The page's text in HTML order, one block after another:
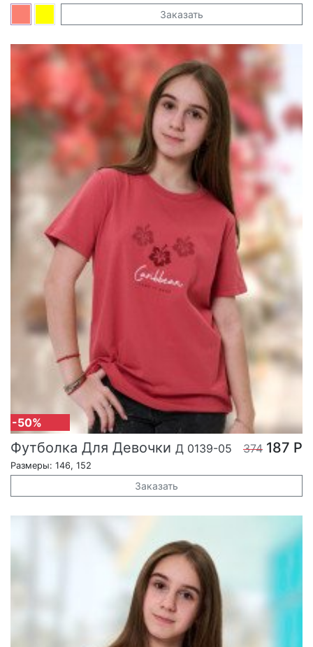
Заказать
-50%
Футболка Для Девочки Д 0139-05 374 187 Р
Размеры: 146, 152
Заказать